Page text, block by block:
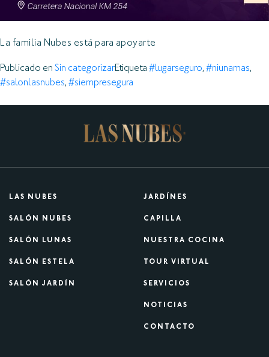
La familia Nubes está para apoyarte
Publicado en Sin categorizarEtiqueta #lugarseguro, #niunamas,
#salonlasnubes, #siempresegura
LAS NUBES
SALÓN NUBES
SALÓN LUNAS
SALÓN ESTELA
SALÓN JARDÍN
JARDÍNES
CAPILLA
NUESTRA COCINA
TOUR VIRTUAL
SERVICIOS
NOTICIAS
CONTACTO